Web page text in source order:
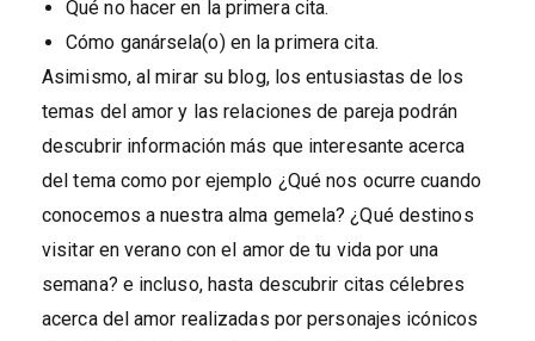
Qué no hacer en la primera cita.
Cómo ganársela(o) en la primera cita.
Asimismo, al mirar su blog, los entusiastas de los
temas del amor y las relaciones de pareja podrán
descubrir información más que interesante acerca
del tema como por ejemplo ¿Qué nos ocurre cuando
conocemos a nuestra alma gemela? ¿Qué destinos
visitar en verano con el amor de tu vida por una
semana? e incluso, hasta descubrir citas célebres
acerca del amor realizadas por personajes icónicos